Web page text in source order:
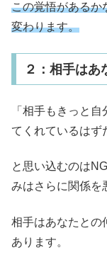
この覚悟があるか
変わります。
２：相手はあ
「相手もきっと
てくれているはず
と思い込むのは
みはさらに関係を
相手はあなたとの
あります。